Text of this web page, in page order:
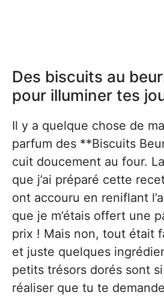
Des biscuits au
pour illuminer tes
Il y a quelque chose de
parfum des **Biscuits
cuit doucement au four.
que j’ai préparé cette
ont accouru en reniflant
que je m’étais offert une
prix ! Mais non, tout était
et juste quelques
petits trésors dorés sont
réaliser que tu te